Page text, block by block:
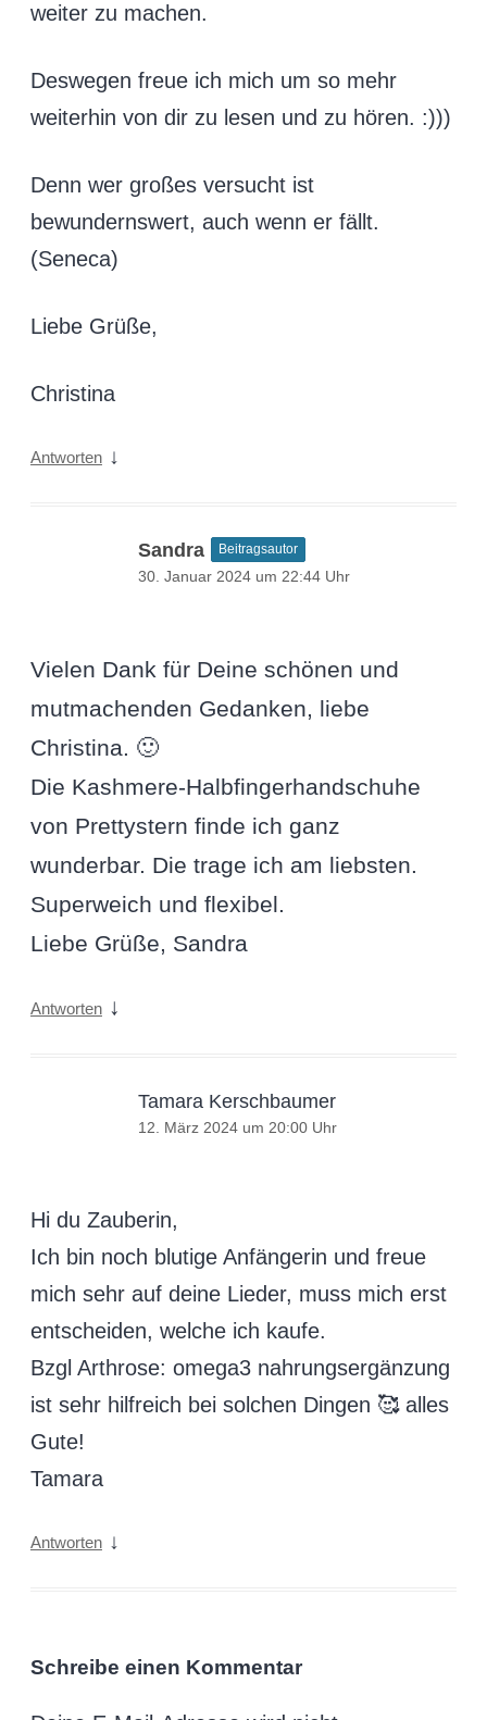
weiter zu machen.
Deswegen freue ich mich um so mehr
weiterhin von dir zu lesen und zu hören. :)))
Denn wer großes versucht ist
bewundernswert, auch wenn er fällt.
(Seneca)
Liebe Grüße,
Christina
Antworten ↓
Sandra Beitragsautor
30. Januar 2024 um 22:44 Uhr
Vielen Dank für Deine schönen und
mutmachenden Gedanken, liebe
Christina. 🙂
Die Kashmere-Halbfingerhandschuhe
von Prettystern finde ich ganz
wunderbar. Die trage ich am liebsten.
Superweich und flexibel.
Liebe Grüße, Sandra
Antworten ↓
Tamara Kerschbaumer
12. März 2024 um 20:00 Uhr
Hi du Zauberin,
Ich bin noch blutige Anfängerin und freue
mich sehr auf deine Lieder, muss mich erst
entscheiden, welche ich kaufe.
Bzgl Arthrose: omega3 nahrungsergänzung
ist sehr hilfreich bei solchen Dingen 🥰 alles
Gute!
Tamara
Antworten ↓
Schreibe einen Kommentar